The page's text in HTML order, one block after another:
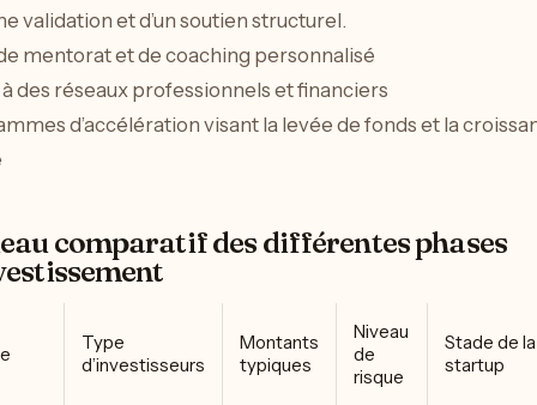
validation et d’un soutien structurel.
mentorat et de coaching personnalisé
des réseaux professionnels et financiers
d’accélération visant la levée de fonds et la
comparatif des différentes phases
Type
d’investisseurs
Montants
typiques
Niveau
de
risque
Stade de la
startup